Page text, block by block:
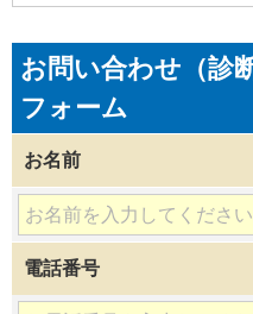
お問い合わせ（診
フォーム
お名前
電話番号